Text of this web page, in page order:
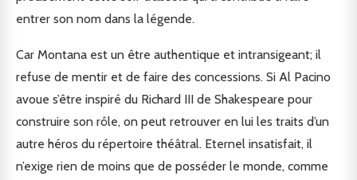
entrer son nom dans la légende.
Car Montana est un être authentique et intransigeant; il
refuse de mentir et de faire des concessions. Si Al Pacino
avoue s’être inspiré du Richard III de Shakespeare pour
construire son rôle, on peut retrouver en lui les traits d’un
autre héros du répertoire théâtral. Eternel insatisfait, il
n’exige rien de moins que de posséder le monde, comme